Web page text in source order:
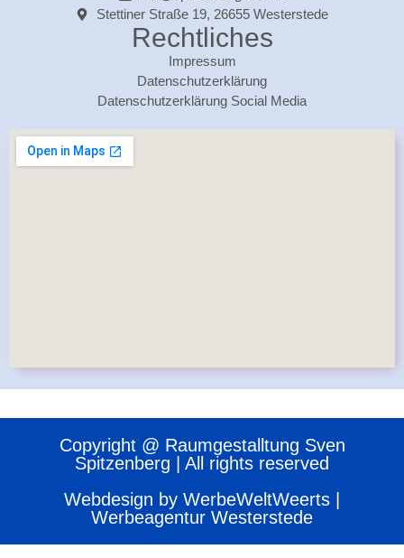
Stettiner Straße 19, 26655 Westerstede
Rechtliches
Impressum
Datenschutzerklärung
Datenschutzerklärung Social Media
Copyright @ Raumgestalltung Sven
Spitzenberg | All rights reserved
Webdesign by WerbeWeltWeerts |
Werbeagentur Westerstede